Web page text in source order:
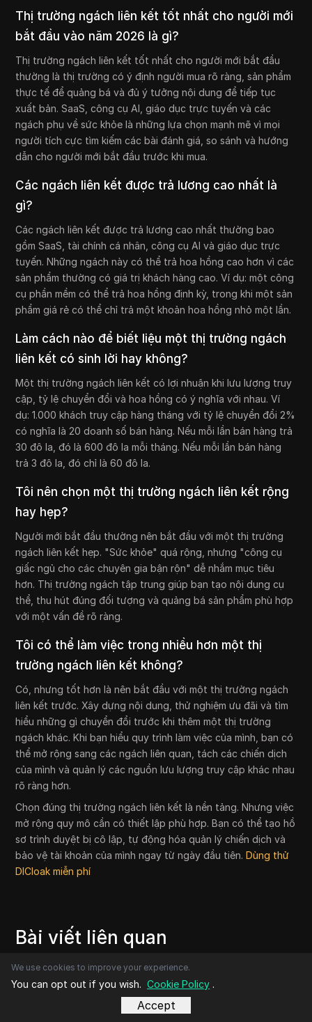
Thị trường ngách liên kết tốt nhất cho người mới
bắt đầu vào năm 2026 là gì?
Thị trường ngách liên kết tốt nhất cho người mới bắt đầu
thường là thị trường có ý định người mua rõ ràng, sản phẩm
thực tế để quảng bá và đủ ý tưởng nội dung để tiếp tục
xuất bản. SaaS, công cụ AI, giáo dục trực tuyến và các
ngách phụ về sức khỏe là những lựa chọn mạnh mẽ vì mọi
người tích cực tìm kiếm các bài đánh giá, so sánh và hướng
dẫn cho người mới bắt đầu trước khi mua.
Các ngách liên kết được trả lương cao nhất là
gì?
Các ngách liên kết được trả lương cao nhất thường bao
gồm SaaS, tài chính cá nhân, công cụ AI và giáo dục trực
tuyến. Những ngách này có thể trả hoa hồng cao hơn vì các
sản phẩm thường có giá trị khách hàng cao. Ví dụ: một công
cụ phần mềm có thể trả hoa hồng định kỳ, trong khi một sản
phẩm giá rẻ có thể chỉ trả một khoản hoa hồng nhỏ một lần.
Làm cách nào để biết liệu một thị trường ngách
liên kết có sinh lời hay không?
Một thị trường ngách liên kết có lợi nhuận khi lưu lượng truy
cập, tỷ lệ chuyển đổi và hoa hồng có ý nghĩa với nhau. Ví
dụ: 1.000 khách truy cập hàng tháng với tỷ lệ chuyển đổi 2%
có nghĩa là 20 doanh số bán hàng. Nếu mỗi lần bán hàng trả
30 đô la, đó là 600 đô la mỗi tháng. Nếu mỗi lần bán hàng
trả 3 đô la, đó chỉ là 60 đô la.
Tôi nên chọn một thị trường ngách liên kết rộng
hay hẹp?
Người mới bắt đầu thường nên bắt đầu với một thị trường
ngách liên kết hẹp. "Sức khỏe" quá rộng, nhưng "công cụ
giấc ngủ cho các chuyên gia bận rộn" dễ nhắm mục tiêu
hơn. Thị trường ngách tập trung giúp bạn tạo nội dung cụ
thể, thu hút đúng đối tượng và quảng bá sản phẩm phù hợp
với một vấn đề rõ ràng.
Tôi có thể làm việc trong nhiều hơn một thị
trường ngách liên kết không?
Có, nhưng tốt hơn là nên bắt đầu với một thị trường ngách
liên kết trước. Xây dựng nội dung, thử nghiệm ưu đãi và tìm
hiểu những gì chuyển đổi trước khi thêm một thị trường
ngách khác. Khi bạn hiểu quy trình làm việc của mình, bạn có
thể mở rộng sang các ngách liên quan, tách các chiến dịch
của mình và quản lý các nguồn lưu lượng truy cập khác nhau
rõ ràng hơn.
Chọn đúng thị trường ngách liên kết là nền tảng. Nhưng việc
mở rộng quy mô cần có thiết lập phù hợp. Bạn có thể tạo hồ
sơ trình duyệt bị cô lập, tự động hóa quản lý chiến dịch và
bảo vệ tài khoản của mình ngay từ ngày đầu tiên.Dùng thử
DICloak miễn phí
Bài viết liên quan
We use cookies to improve your experience.
You can opt out if you wish. Cookie Policy .
Accept